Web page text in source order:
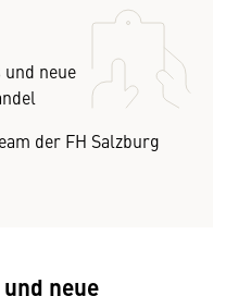
neue
der FH Salzburg
neue